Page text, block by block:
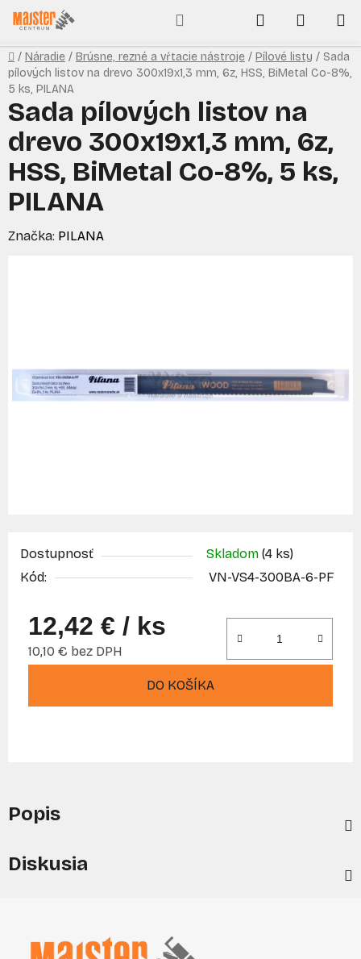
Prejsť
na
obsah
Hľadať
KOŠÍK
Domov
/ Náradie / Brúsne, rezné a vŕtacie nástroje / Pílové listy / Sada
pílových listov na drevo 300x19x1,3 mm, 6z, HSS, BiMetal Co-8%,
5 ks, PILANA
Dostupnosť Skladom (4 ks)
Kód:
VN-VS4-300BA-6-PF
12,42 € / ks
10,10 € bez DPH
DO KOŠÍKA
Sada pílových listov na
drevo 300x19x1,3 mm, 6z,
HSS, BiMetal Co-8%, 5 ks,
PILANA
Značka: PILANA
Popis
Diskusia